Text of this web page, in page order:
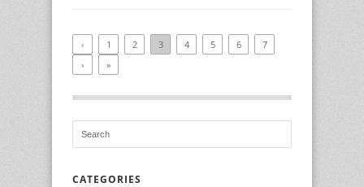
‹ 1 2 3 4 5 6
7
›
»
CATEGORIES